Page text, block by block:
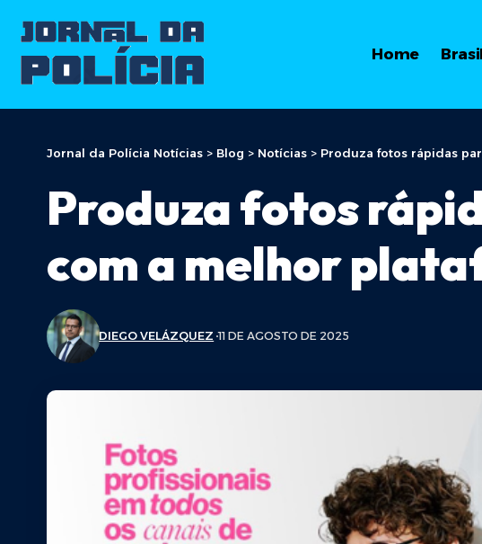
Home Brasil
Jornal da Polícia Notícias > Blog > Notícias > Produza fotos rápidas
Produza fotos
com a melhor
DIEGO VELÁZQUEZ 11 DE AGOSTO DE 2025